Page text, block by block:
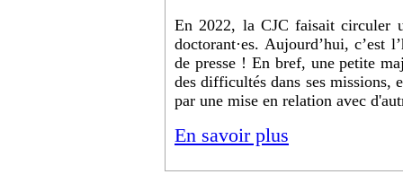
En 2022, la CJC faisait circuler
doctorant·es. Aujourd’hui, c’est
de presse ! En bref, une petite
des difficultés dans ses missions,
par une mise en relation avec
En savoir plus